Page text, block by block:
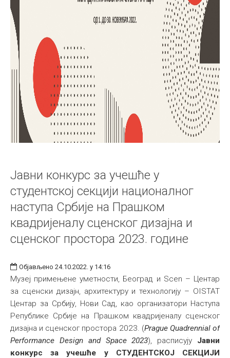
Јавни конкурс за учешће у
студентској секцији националног
наступа Србије на Прашком
квадријеналу сценског дизајна и
сценског простора 2023. године
Објављено 24.10.2022. у 14:16
Музеј примењене уметности, Београд и Scen – Центар
за сценски дизајн, архитектуру и технологију – OISTAT
Центар за Србију, Нови Сад, као организатори Наступа
Републике Србије на Прашком квадријеналу сценског
дизајна и сценског простора 2023. (Prague Quadrennial of
Performance Design and Space 2023), расписују Јавни
конкурсза учешће у СТУДЕНТСКОЈ СЕКЦИЈИ